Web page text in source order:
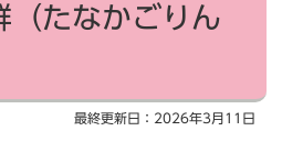
（たなかごりん
最終更新日： 2026年3月11日